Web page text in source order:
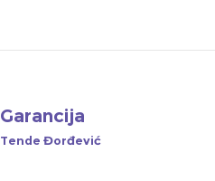
Garancija
Tende Đorđević